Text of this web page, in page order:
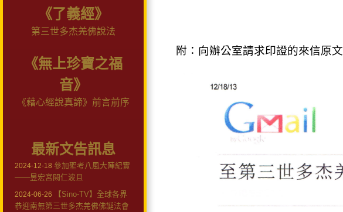
《了義經》
第三世多杰羌佛說法
《無上珍寶之福
音》
《藉心經說真諦》前言前序
最新文告訊息
2024-12-18 參加聖考八風大陣紀實
——昱宏宮闕仁波且
2024-06-26
【Sino-TV】全球各界
恭迎南無第三世多杰羌佛佛誕法會
附：向辦公室請求印證的來信原文